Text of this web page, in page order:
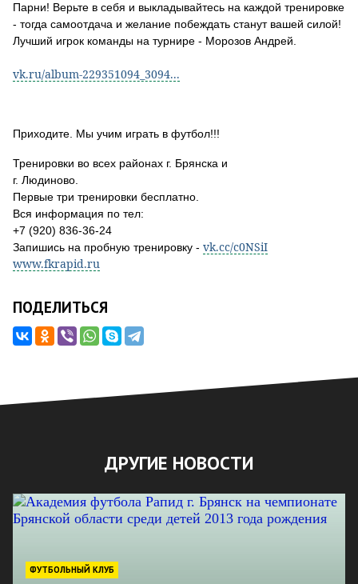
Парни! Верьте в себя и выкладывайтесь на каждой тренировке
- тогда самоотдача и желание побеждать станут вашей силой!
Лучший игрок команды на турнире - Морозов Андрей.
vk.ru/album-229351094_3094...
Приходите. Мы учим играть в футбол!!!
Тренировки во всех районах г. Брянска и
г. Людиново.
Первые три тренировки бесплатно.
Вся информация по тел:
+7 (920) 836-36-24
Запишись на пробную тренировку - vk.cc/c0NSiI
www.fkrapid.ru
ПОДЕЛИТЬСЯ
ДРУГИЕ НОВОСТИ
ФУТБОЛЬНЫЙ КЛУБ